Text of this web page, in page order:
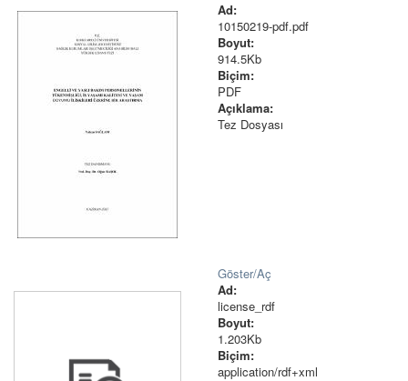
Ad:
10150219-pdf.pdf
Boyut:
914.5Kb
Biçim:
PDF
Açıklama:
Tez Dosyası
Göster/Aç
Ad:
license_rdf
Boyut:
1.203Kb
Biçim:
application/rdf+xml